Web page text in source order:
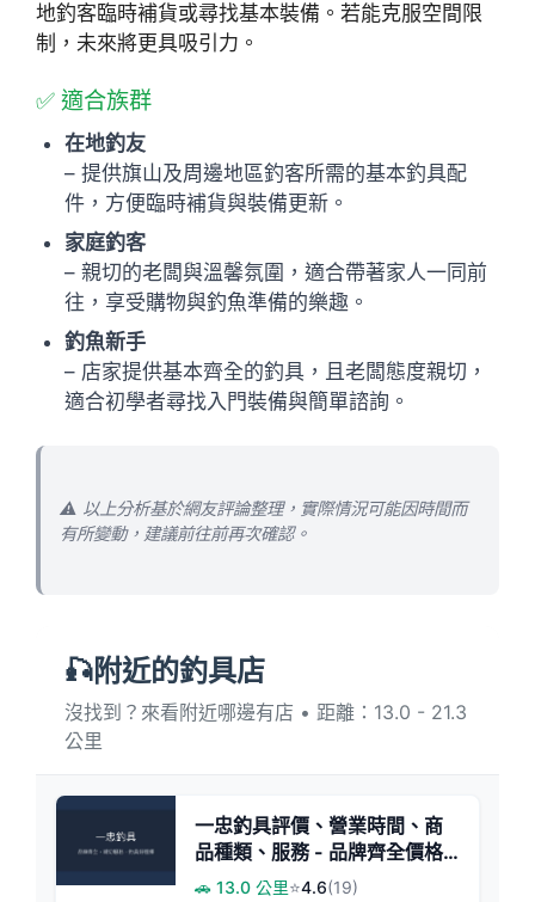
地釣客臨時補貨或尋找基本裝備。若能克服空間限
制，未來將更具吸引力。
✅ 適合族群
在地釣友
– 提供旗山及周邊地區釣客所需的基本釣具配
件，方便臨時補貨與裝備更新。
家庭釣客
– 親切的老闆與溫馨氛圍，適合帶著家人一同前
往，享受購物與釣魚準備的樂趣。
釣魚新手
– 店家提供基本齊全的釣具，且老闆態度親切，
適合初學者尋找入門裝備與簡單諮詢。
⚠️ 以上分析基於網友評論整理，實際情況可能因時間而
有所變動，建議前往前再次確認。
🎣附近的釣具店
沒找到？來看附近哪邊有店 • 距離：13.0 - 21.3
公里
一忠釣具評價、營業時間、商
品種類、服務 - 品牌齊全價格
親民
🚗 13.0 公里⭐4.6(19)